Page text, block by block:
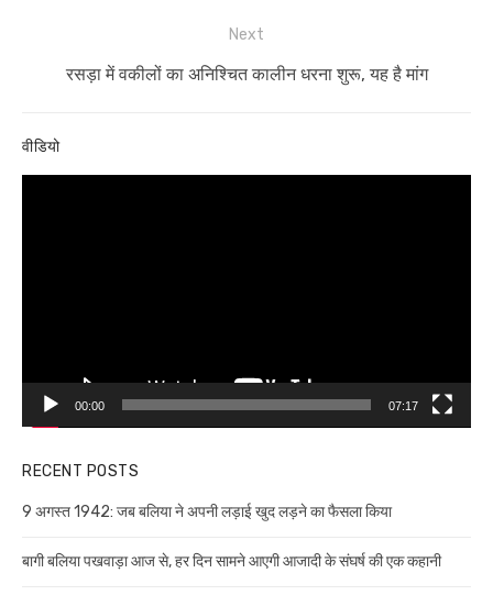
Next
Next
रसड़ा में वकीलों का अनिश्चित कालीन धरना शुरू, यह है मांग
वीडियो
00:00 07:17
RECENT POSTS
9 अगस्त 1942: जब बलिया ने अपनी लड़ाई खुद लड़ने का फैसला किया
बागी बलिया पखवाड़ा आज से, हर दिन सामने आएगी आजादी के संघर्ष की एक कहानी